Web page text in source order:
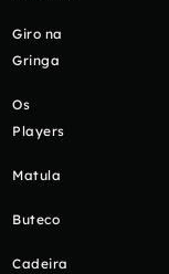
Giro na
Gringa
Os
Players
Matula
Buteco
Cadeira